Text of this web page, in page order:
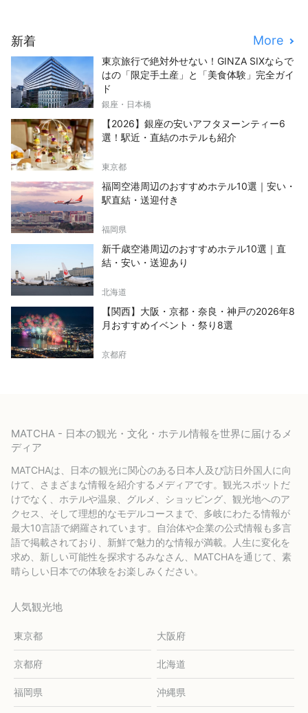
新着 More
東京旅行で絶対外せない！GINZA SIXならで
はの「限定手土産」と「美食体験」完全ガイ
ド
銀座・日本橋
【2026】銀座の安いアフタヌーンティー6
選！駅近・直結のホテルも紹介
東京都
福岡空港周辺のおすすめホテル10選｜安い・
駅直結・送迎付き
福岡県
新千歳空港周辺のおすすめホテル10選｜直
結・安い・送迎あり
北海道
【関西】大阪・京都・奈良・神戸の2026年8
月おすすめイベント・祭り8選
京都府
MATCHA - 日本の観光・文化・ホテル情報を世界に届けるメ
ディア
MATCHAは、日本の観光に関心のある日本人及び訪日外国人に向
けて、さまざまな情報を紹介するメディアです。観光スポットだ
けでなく、ホテルや温泉、グルメ、ショッピング、観光地へのア
クセス、そして理想的なモデルコースまで、多岐にわたる情報が
最大10言語で網羅されています。自治体や企業の公式情報も多言
語で掲載されており、新鮮で魅力的な情報が満載。人生に変化を
求め、新しい可能性を探求するみなさん、MATCHAを通じて、素
晴らしい日本での体験をお楽しみください。
人気観光地
東京都 大阪府
京都府 北海道
福岡県 沖縄県